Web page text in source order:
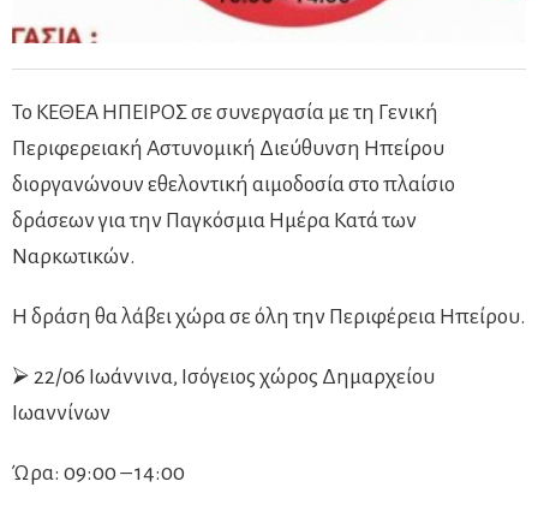
Το ΚΕΘΕΑ ΗΠΕΙΡΟΣ σε συνεργασία με τη Γενική
Περιφερειακή Αστυνομική Διεύθυνση Ηπείρου
διοργανώνουν εθελοντική αιμοδοσία στο πλαίσιο
δράσεων για την Παγκόσμια Ημέρα Κατά των
Ναρκωτικών.
Η δράση θα λάβει χώρα σε όλη την Περιφέρεια Ηπείρου.
⮚ 22/06 Ιωάννινα, Ισόγειος χώρος Δημαρχείου
Ιωαννίνων
Ώρα: 09:00 – 14:00